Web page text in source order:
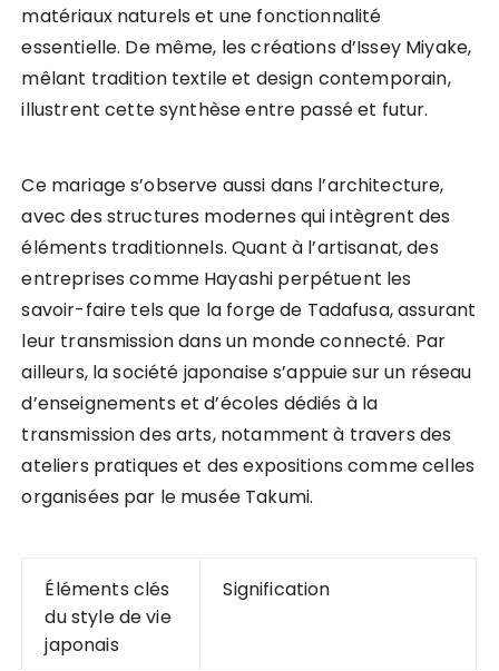
matériaux naturels et une fonctionnalité
essentielle. De même, les créations d’Issey Miyake,
mêlant tradition textile et design contemporain,
illustrent cette synthèse entre passé et futur.
Ce mariage s’observe aussi dans l’architecture,
avec des structures modernes qui intègrent des
éléments traditionnels. Quant à l’artisanat, des
entreprises comme Hayashi perpétuent les
savoir-faire tels que la forge de Tadafusa, assurant
leur transmission dans un monde connecté. Par
ailleurs, la société japonaise s’appuie sur un réseau
d’enseignements et d’écoles dédiés à la
transmission des arts, notamment à travers des
ateliers pratiques et des expositions comme celles
organisées par le musée Takumi.
Éléments clés
du style de vie
japonais
Signification